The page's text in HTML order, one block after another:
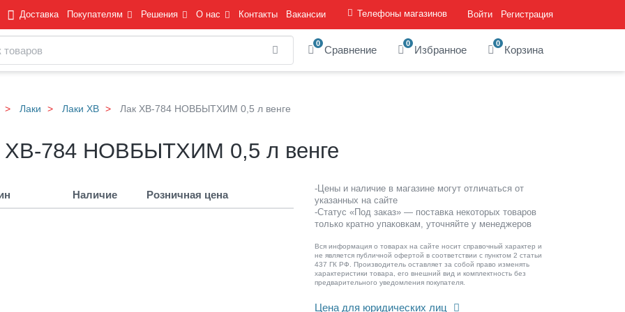
Доставка Покупателям Решения О нас Контакты Вакансии Телефоны магазинов Войти Регистрация
Найти 0
Сравнение
0
Избранное
0
Корзина
Лаки Лаки ХВ Лак ХВ-784 НОВБЫТХИМ 0,5 л венге
ХВ-784 НОВБЫТХИМ 0,5 л венге
Наличие Розничная цена
-Цены и наличие в магазине могут отличаться от
указанных на сайте
-Статус «Под заказ» — поставка некоторых товаров
только кратно упаковкам, уточняйте у менеджеров
Вся информация о товарах на сайте носит справочный характер и
не является публичной офертой в соответствии с пунктом 2 статьи
437 ГК РФ. Производитель оставляет за собой право изменять
характеристики товара, его внешний вид и комплектность без
предварительного уведомления покупателя.
Цена для юридических лиц